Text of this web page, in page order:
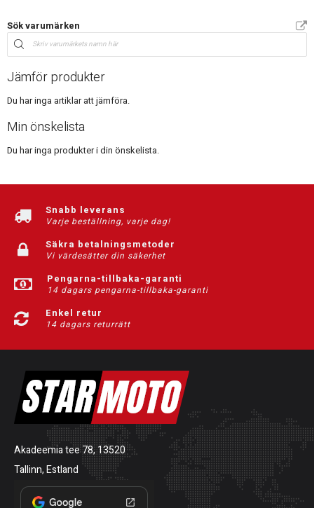
Sök varumärken
Jämför produkter
Du har inga artiklar att jämföra.
Min önskelista
Du har inga produkter i din önskelista.
Snabb leverans
Varje beställning, varje dag!
Säkra betalningsmetoder
Vi värdesätter din säkerhet
Pengarna-tillbaka-garanti
14 dagars pengarna-tillbaka-garanti
Enkel retur
14 dagars returrätt
Akadeemia tee 78, 13520
Tallinn, Estland